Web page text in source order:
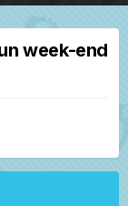
week-end